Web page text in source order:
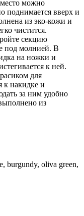
можно
поднимается вверх и
из эко-кожи и
чистится.
секцию
под молнией. В
на ножки и
к ней.
для
к накидке и
за ним удобно
из
burgundy, oliva green,